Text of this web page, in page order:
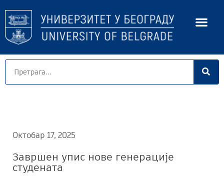
Октобар 17, 2025
Завршен упис нове генерације
студената